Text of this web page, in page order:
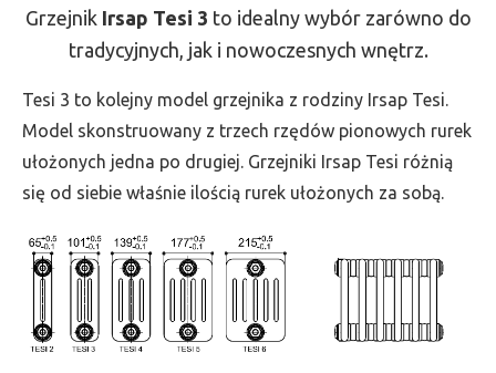
-
wys.
400,
szer.
180,
168
Grzejnik Irsap Tesi 3 to idealny wybór zarówno do
tradycyjnych, jak i nowoczesnych wnętrz.
Tesi 3 to kolejny model grzejnika z rodziny Irsap Tesi.
Model skonstruowany z trzech rzędów pionowych rurek
ułożonych jedna po drugiej. Grzejniki Irsap Tesi różnią
się od siebie właśnie ilością rurek ułożonych za sobą.